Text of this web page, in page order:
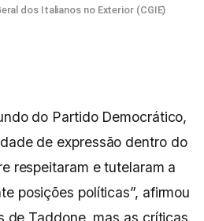
dos Italianos no Exterior (CGIE)
do Partido Democrático,
de expressão dentro do
respeitaram e tutelaram a
posições políticas”, afirmou
de Taddone, mas as críticas